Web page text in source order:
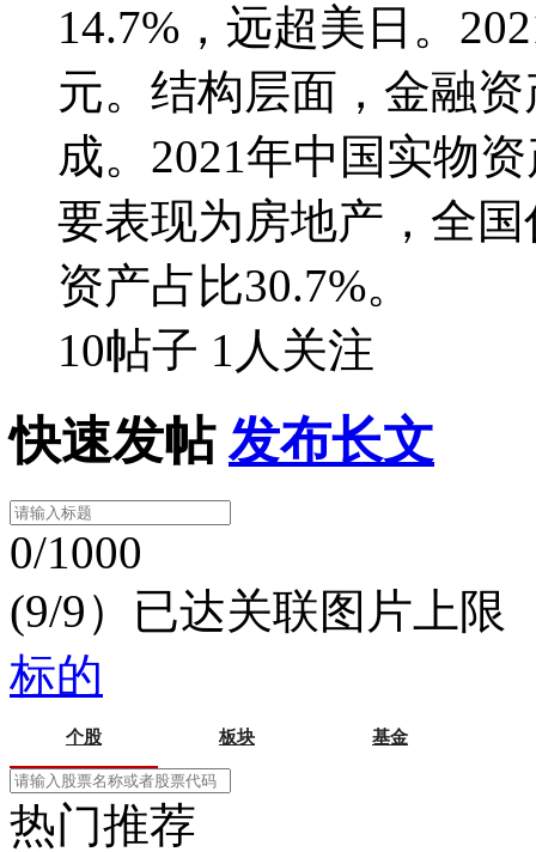
14.7%，远超美日。
元。结构层面，金融
成。2021年中国实物
要表现为房地产，全
资产占比30.7%。
10帖子 1人关注
快速发帖 发布长文
0/1000
(9/9）已达关联图片上限
标的
个股 板块 基金
热门推荐